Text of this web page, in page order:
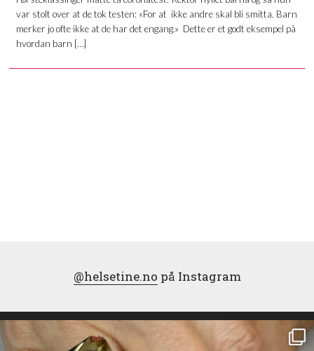
var stolt over at de tok testen: «For at ikke andre skal bli smitta. Barn
merker jo ofte ikke at de har det engang.» Dette er et godt eksempel på
hvordan barn […]
@helsetine.no på Instagram